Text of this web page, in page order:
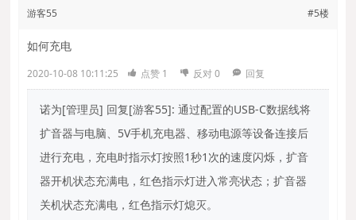
游客55 #5楼
如何充电
2020-10-08 10:11:25 点赞 1 反对0 回复
诺为[管理员] 回复[游客55]: 通过配置的USB-C数据线将
扩音器与电脑、5V手机充电器、移动电源等设备连接后
进行充电，充电时指示灯按照1秒1次的速度闪烁，扩音
器开机状态充满电，红色指示灯进入常亮状态；扩音器
关机状态充满电，红色指示灯熄灭。